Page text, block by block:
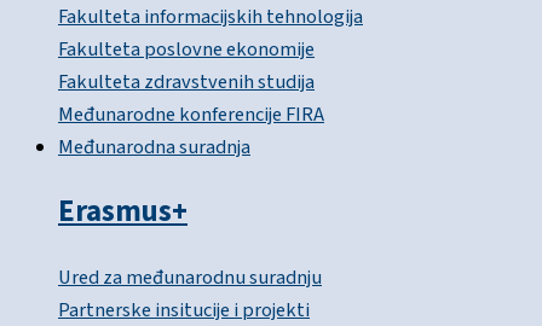
Fakulteta informacijskih tehnologija
Fakulteta poslovne ekonomije
Fakulteta zdravstvenih studija
Međunarodne konferencije FIRA
Međunarodna suradnja
Erasmus+
Ured za međunarodnu suradnju
Partnerske insitucije i projekti